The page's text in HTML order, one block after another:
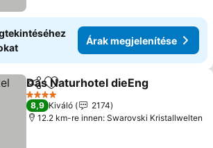
Árak megjelenítése
Megosztás
Hozzáadás a kedvencekhez
Das Naturhotel dieEng
4 Kategória
8,9 Kiváló
2174
12.2 km-re innen: Swarovski Kristallwelten